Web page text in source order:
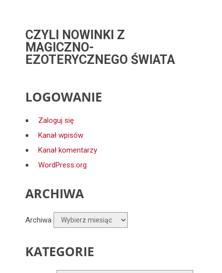
CZYLI NOWINKI Z
MAGICZNO-
EZOTERYCZNEGO ŚWIATA
LOGOWANIE
Zaloguj się
Kanał wpisów
Kanał komentarzy
WordPress.org
ARCHIWA
Archiwa
KATEGORIE